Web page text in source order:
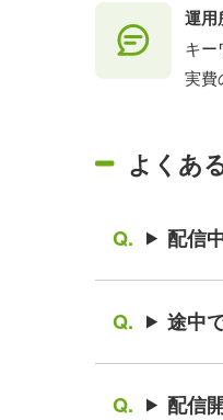
運用
キー
実費
よくあ
配信
途中
配信